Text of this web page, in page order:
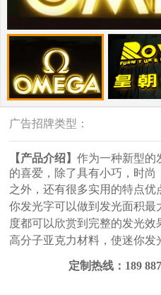
广告招牌类型：
【产品介绍】作为一种新型的
的喜爱，除了具有小巧，时
之外，还有很多实用的特点
你发光字可以做到发光面积最
度都可以欣赏到完整的发光
高分子亚克力材料，使迷你发
定制热线： 189